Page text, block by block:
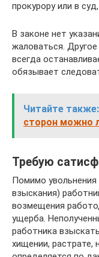
прокурору или в
В законе нет
жаловаться.
всегда
обязывает
Читайте также:
сторон можно
Требую
Помимо увольнения
взыскания)
возмещения
ущерба.
работника
хищении, растрате,